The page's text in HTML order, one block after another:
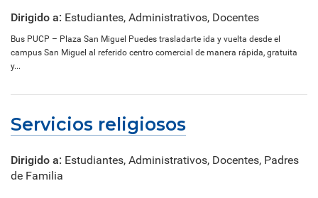
Dirigido a: Estudiantes, Administrativos, Docentes
Bus PUCP – Plaza San Miguel Puedes trasladarte ida y vuelta desde el
campus San Miguel al referido centro comercial de manera rápida, gratuita
y...
Servicios religiosos
Dirigido a: Estudiantes, Administrativos, Docentes, Padres
de Familia